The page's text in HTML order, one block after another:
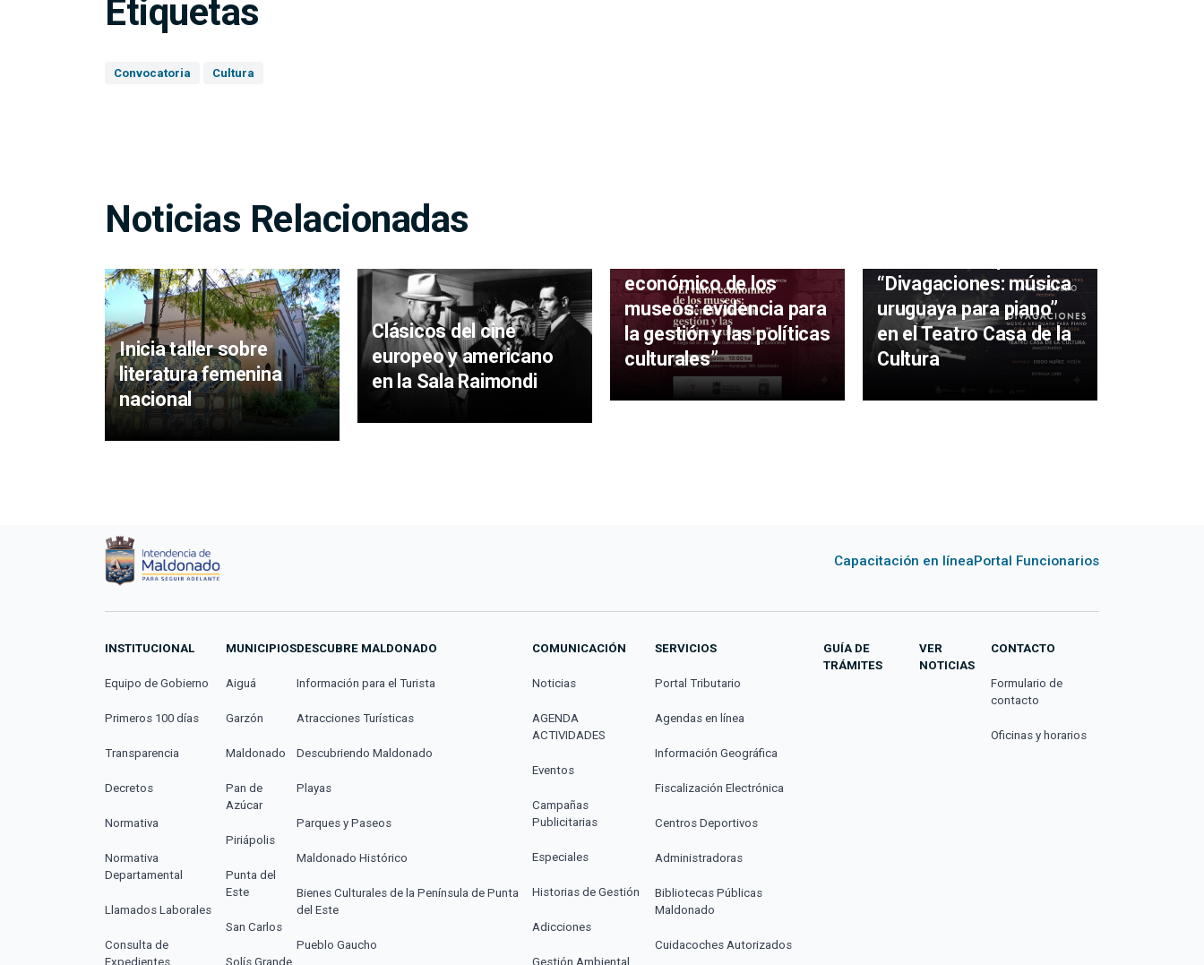
Etiquetas
Convocatoria Cultura
Noticias Relacionadas
Inicia taller sobre
literatura femenina
nacional
Clásicos del cine
europeo y americano
en la Sala Raimondi
económico de los
museos: evidencia para
la gestión y las políticas
culturales”
“Divagaciones: música
uruguaya para piano”
en el Teatro Casa de la
Cultura
Capacitación en líneaPortal Funcionarios
INSTITUCIONAL
Equipo de Gobierno
Primeros 100 días
Transparencia
Decretos
Normativa
Normativa
Departamental
Llamados Laborales
Consulta de
Expedientes
MUNICIPIOS
Aiguá
Garzón
Maldonado
Pan de
Azúcar
Piriápolis
Punta del
Este
San Carlos
Solís Grande
DESCUBRE MALDONADO
Información para el Turista
Atracciones Turísticas
Descubriendo Maldonado
Playas
Parques y Paseos
Maldonado Histórico
Bienes Culturales de la Península de Punta
del Este
Pueblo Gaucho
COMUNICACIÓN
Noticias
AGENDA
ACTIVIDADES
Eventos
Campañas
Publicitarias
Especiales
Historias de Gestión
Adicciones
Gestión Ambiental
SERVICIOS
Portal Tributario
Agendas en línea
Información Geográfica
Fiscalización Electrónica
Centros Deportivos
Administradoras
Bibliotecas Públicas
Maldonado
Cuidacoches Autorizados
GUÍA DE
TRÁMITES
VER
NOTICIAS
CONTACTO
Formulario de
contacto
Oficinas y horarios